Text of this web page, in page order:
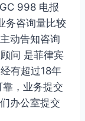
998 电报
务咨询量比较
动告知咨询
问 是菲律宾
有超过18年
，业务提交
办公室提交